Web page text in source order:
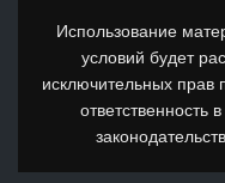
Использование
условий будет
исключительных прав
ответственность